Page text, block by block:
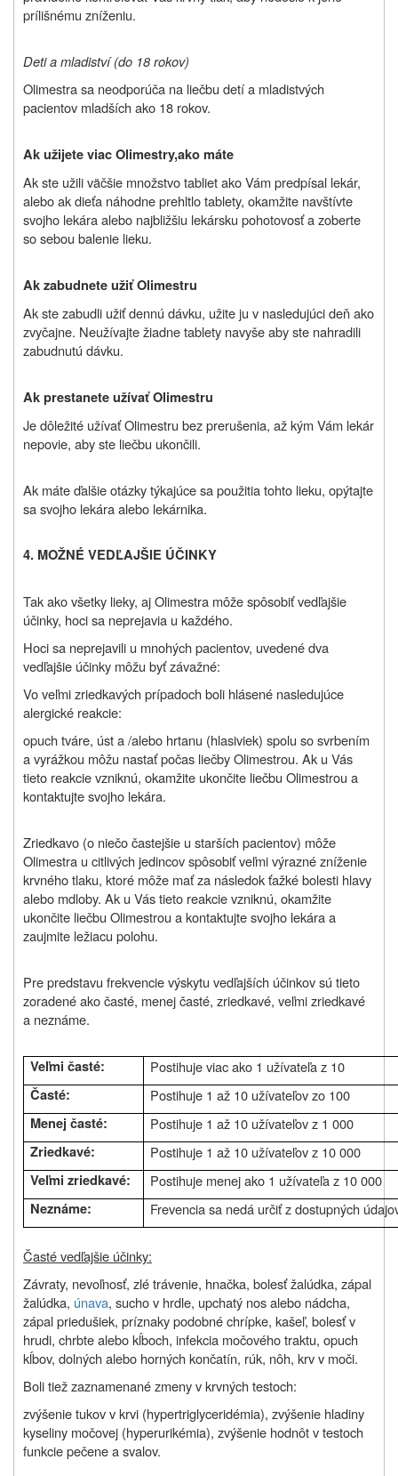
prílišnému zníženiu.
Deti a mladiství (do 18 rokov)
Olimestra sa neodporúča na liečbu detí a mladistvých
pacientov mladších ako 18 rokov.
Ak užijete viacOlimestry,ako máte
Ak ste užili väčšie množstvo tabliet ako Vám predpísal lekár,
alebo ak dieťa náhodne prehltlo tablety, okamžite navštívte
svojho lekára alebo najbližšiu lekársku pohotovosť a zoberte
so sebou balenie lieku.
Ak zabudnete užiťOlimestru
Ak ste zabudli užiť dennú dávku, užite ju v nasledujúci deň ako
zvyčajne. Neužívajte žiadne tablety navyše aby ste nahradili
zabudnutú dávku.
Ak prestanete užívaťOlimestru
Je dôležité užívať Olimestru bez prerušenia, až kým Vám lekár
nepovie, aby ste liečbu ukončili.
Ak máte ďalšie otázky týkajúce sa použitia tohto lieku, opýtajte
sa svojho lekára alebo lekárnika.
4. MOŽNÉ VEDĽAJŠIE ÚČINKY
Tak ako všetky lieky, aj Olimestra môže spôsobiť vedľajšie
účinky, hoci sa neprejavia u každého.
Hoci sa neprejavili u mnohých pacientov, uvedené dva
vedľajšie účinky môžu byť závažné:
Vo veľmi zriedkavých prípadoch boli hlásené nasledujúce
alergické reakcie:
opuch tváre, úst a /alebo hrtanu (hlasiviek) spolu so svrbením
a vyrážkou môžu nastať počas liečby Olimestrou. Ak u Vás
tieto reakcie vzniknú, okamžite ukončite liečbu Olimestrou a
kontaktujte svojho lekára.
Zriedkavo (o niečo častejšie u starších pacientov) môže
Olimestra u citlivých jedincov spôsobiť veľmi výrazné zníženie
krvného tlaku, ktoré môže mať za následok ťažké bolesti hlavy
alebo mdloby. Ak u Vás tieto reakcie vzniknú, okamžite
ukončite liečbu Olimestrou a kontaktujte svojho lekára a
zaujmite ležiacu polohu.
Pre predstavu frekvencie výskytu vedľajších účinkov sú tieto
zoradené ako časté, menej časté, zriedkavé, veľmi zriedkavé
a neznáme.
Veľmi časté:
Postihuje viac ako 1 užívateľa z 10
Časté:
Postihuje 1 až 10 užívateľov zo 100
Menej časté:
Postihuje 1 až 10 užívateľov z 1 000
Zriedkavé:
Postihuje 1 až 10 užívateľov z 10 000
Veľmi zriedkavé:
Postihuje menej ako 1 užívateľa z 10 000
Neznáme:
Frevencia sa nedá určiť z dostupných
Časté vedľajšie účinky:
Závraty, nevoľnosť, zlé trávenie, hnačka, bolesť žalúdka, zápal
žalúdka, únava, sucho v hrdle, upchatý nos alebo nádcha,
zápal priedušiek, príznaky podobné chrípke, kašeľ, bolesť v
hrudi, chrbte alebo kĺboch, infekcia močového traktu, opuch
kĺbov, dolných alebo horných končatín, rúk, nôh, krv v moči.
Boli tiež zaznamenané zmeny v krvných testoch:
zvýšenie tukov v krvi (hypertriglyceridémia), zvýšenie hladiny
kyseliny močovej (hyperurikémia), zvýšenie hodnôt v testoch
funkcie pečene a svalov.